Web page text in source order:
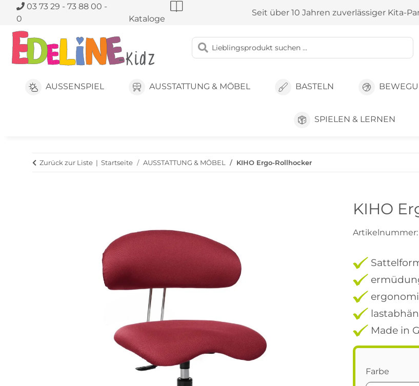
03 73 29 - 73 88 00 -
0
Kataloge
Seit über 10 Jahren zuverlässiger Kita-
AUSSENSPIEL AUSSTATTUNG & MÖBEL BASTELN
SPIELEN & LERNEN
Zurück zur Liste Startseite AUSSTATTUNG & MÖBEL KIHO Ergo-Rollhocker
KIHO
Artikelnummer:
Made in
Farbe